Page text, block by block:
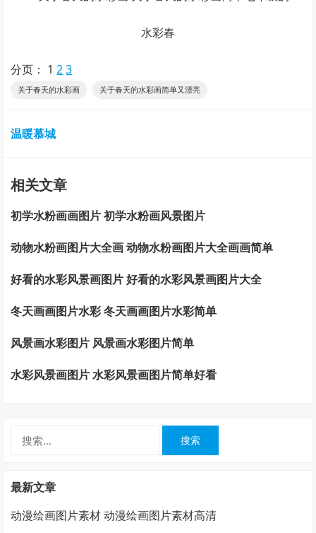
水彩春
分页： 1 2 3
关于春天的水彩画 关于春天的水彩画简单又漂亮
温暖慕城
相关文章
初学水粉画画图片 初学水粉画风景图片
动物水粉画图片大全画 动物水粉画图片大全画画简单
好看的水彩风景画图片 好看的水彩风景画图片大全
冬天画画图片水彩 冬天画画图片水彩简单
风景画水彩图片 风景画水彩图片简单
水彩风景画图片 水彩风景画图片简单好看
最新文章
动漫绘画图片素材 动漫绘画图片素材高清